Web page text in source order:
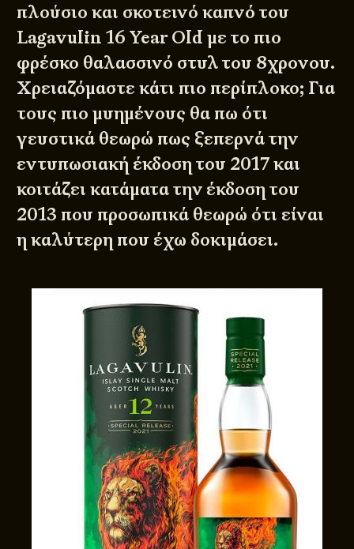
πλούσιο και σκοτεινό καπνό του
Lagavulin 16 Year Old με το πιο
φρέσκο θαλασσινό στυλ του 8χρονου.
Χρειαζόμαστε κάτι πιο περίπλοκο; Για
τους πιο μυημένους θα πω ότι
γευστικά θεωρώ πως ξεπερνά την
εντυπωσιακή έκδοση του 2017 και
κοιτάζει κατάματα την έκδοση του
2013 που προσωπικά θεωρώ ότι είναι
η καλύτερη που έχω δοκιμάσει.